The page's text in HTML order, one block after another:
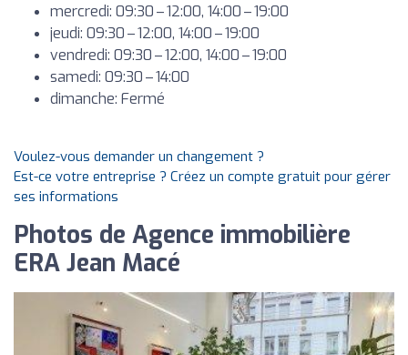
mercredi: 09:30 – 12:00, 14:00 – 19:00
jeudi: 09:30 – 12:00, 14:00 – 19:00
vendredi: 09:30 – 12:00, 14:00 – 19:00
samedi: 09:30 – 14:00
dimanche: Fermé
Voulez-vous demander un changement ?
Est-ce votre entreprise ? Créez un compte gratuit pour gérer
ses informations
Photos de Agence immobilière
ERA Jean Macé